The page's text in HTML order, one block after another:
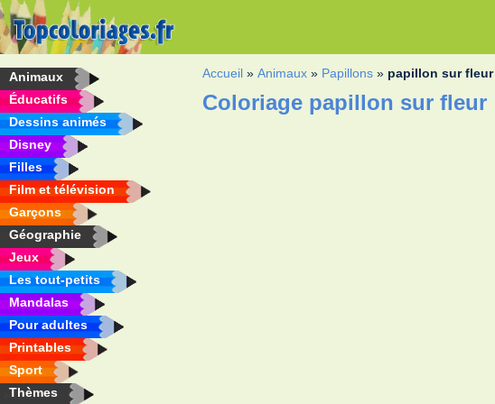
Animaux
Éducatifs
Dessins animés
Disney
Filles
Film et télévision
Garçons
Géographie
Jeux
Les tout-petits
Mandalas
Pour adultes
Printables
Sport
Thèmes
Accueil »Animaux » Papillons » papillon sur fleur
Coloriage papillon sur fleur